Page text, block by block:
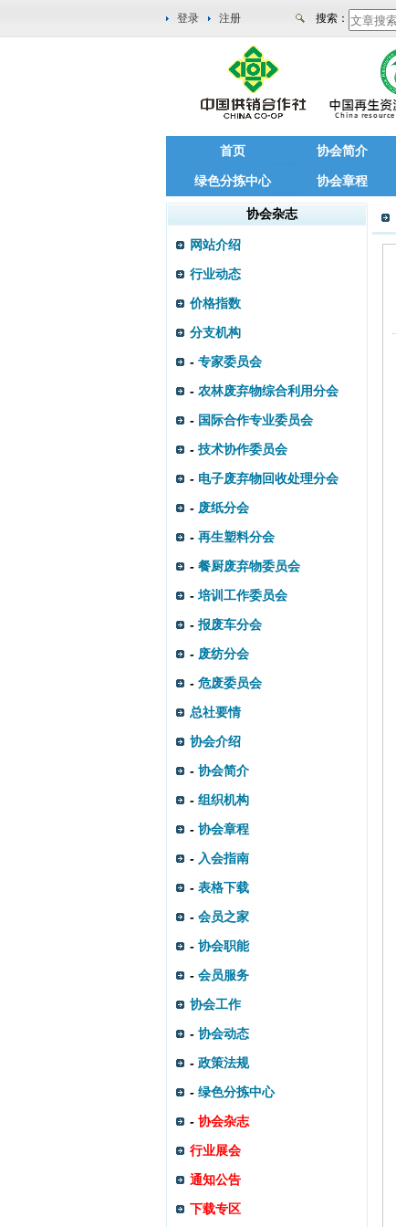
登录 注册 搜索：
首页 协会简介
绿色分拣中心 协会章程
协会杂志
网站介绍
行业动态
价格指数
分支机构
- 专家委员会
- 农林废弃物综合利用分会
- 国际合作专业委员会
- 技术协作委员会
- 电子废弃物回收处理分会
- 废纸分会
- 再生塑料分会
- 餐厨废弃物委员会
-培训工作委员会
- 报废车分会
- 废纺分会
- 危废委员会
总社要情
协会介绍
- 协会简介
- 组织机构
- 协会章程
- 入会指南
- 表格下载
- 会员之家
- 协会职能
- 会员服务
协会工作
- 协会动态
- 政策法规
- 绿色分拣中心
- 协会杂志
行业展会
通知公告
下载专区